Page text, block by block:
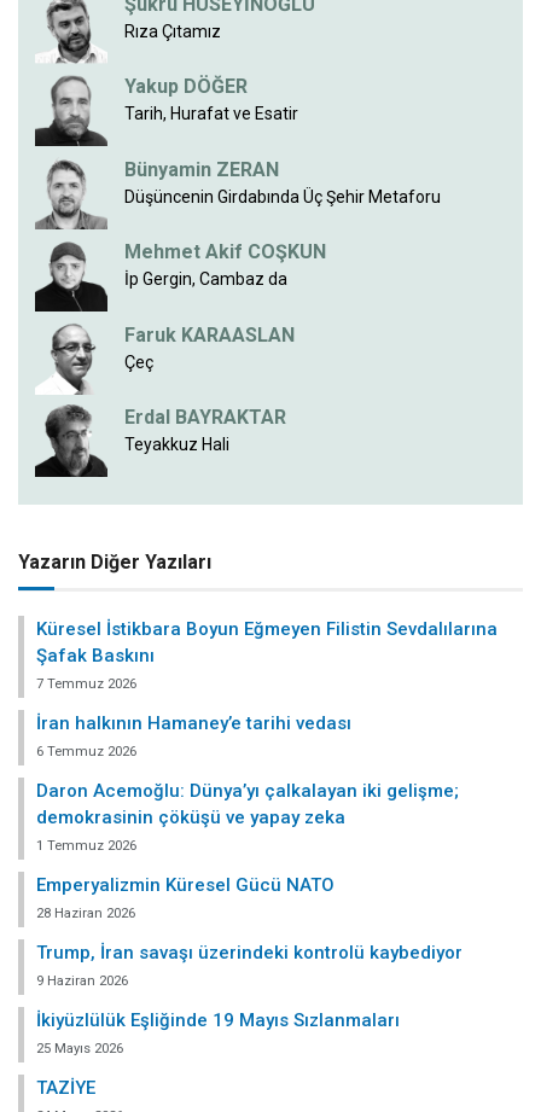
Rıza Çıtamız
Yakup DÖĞER
Tarih, Hurafat ve Esatir
Bünyamin ZERAN
Düşüncenin Girdabında Üç Şehir Metaforu
Mehmet Akif COŞKUN
İp Gergin, Cambaz da
Faruk KARAASLAN
Çeç
Erdal BAYRAKTAR
Teyakkuz Hali
Yazarın Diğer Yazıları
Küresel İstikbara Boyun Eğmeyen Filistin Sevdalılarına
Şafak Baskını
7 Temmuz 2026
İran halkının Hamaney’e tarihi vedası
6 Temmuz 2026
Daron Acemoğlu: Dünya’yı çalkalayan iki gelişme;
demokrasinin çöküşü ve yapay zeka
1 Temmuz 2026
Emperyalizmin Küresel Gücü NATO
28 Haziran 2026
Trump, İran savaşı üzerindeki kontrolü kaybediyor
9 Haziran 2026
İkiyüzlülük Eşliğinde 19 Mayıs Sızlanmaları
25 Mayıs 2026
TAZİYE